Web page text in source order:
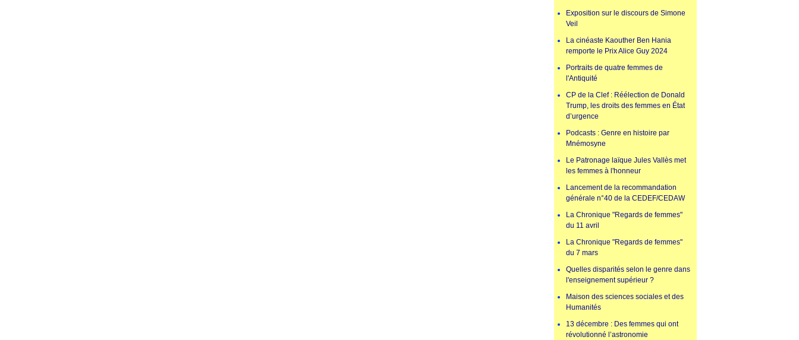
Exposition sur le discours de Simone
Veil
La cinéaste Kaouther Ben Hania
remporte le Prix Alice Guy 2024
Portraits de quatre femmes de
l'Antiquité
CP de la Clef : Réélection de Donald
Trump, les droits des femmes en État
d’urgence
Podcasts : Genre en histoire par
Mnémosyne
Le Patronage laïque Jules Vallès met
les femmes à l'honneur
Lancement de la recommandation
générale n°40 de la CEDEF/CEDAW
La Chronique "Regards de femmes"
du 11 avril
La Chronique "Regards de femmes"
du 7 mars
Quelles disparités selon le genre dans
l'enseignement supérieur ?
Maison des sciences sociales et des
Humanités
13 décembre : Des femmes qui ont
révolutionné l’astronomie